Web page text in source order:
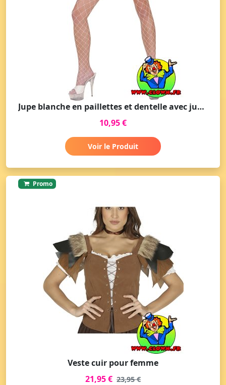
Jupe blanche en paillettes et dentelle avec jupon
10,95 €
Voir le Produit
Promo
Veste cuir pour femme
21,95 € 23,95 €